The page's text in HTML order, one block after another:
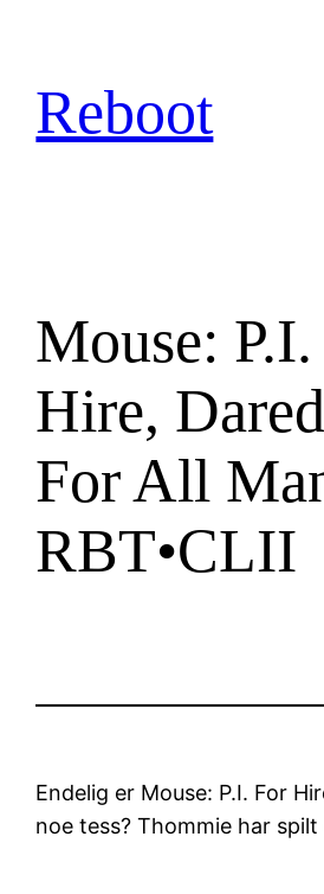
innhold
Reboot
Mouse:
Hire,
For All
RBT•CLII
Endelig er Mouse: P.I. For
noe tess? Thommie har spilt